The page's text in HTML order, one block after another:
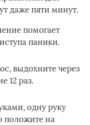
даже пяти минут.
помогает
паники.
выдохните через
12 раз.
одну руку
положите на